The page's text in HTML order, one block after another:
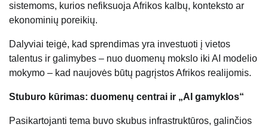
sistemoms, kurios nefiksuoja Afrikos kalbų, konteksto ar
ekonominių poreikių.
Dalyviai teigė, kad sprendimas yra investuoti į vietos
talentus ir galimybes – nuo ​​duomenų mokslo iki AI modelio
mokymo – kad naujovės būtų pagrįstos Afrikos realijomis.
Stuburo kūrimas: duomenų centrai ir „AI gamyklos“
Pasikartojanti tema buvo skubus infrastruktūros, galinčios